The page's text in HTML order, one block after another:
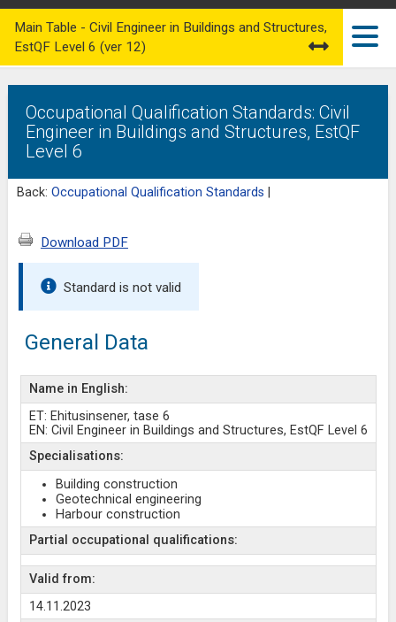
Occupational Qualification Standards: Civil
Engineer in Buildings and Structures, EstQF
Level 6
Back: Occupational Qualification Standards
Main Table - Civil Engineer in Buildings and Structures,
EstQF Level 6 (ver 12)
Download PDF
Standard is not valid
General Data
Name in English:
ET: Ehitusinsener, tase 6
EN: Civil Engineer in Buildings and Structures, EstQF Level 6
Specialisations:
Building construction
Geotechnical engineering
Harbour construction
Partial occupational qualifications:
Valid from:
14.11.2023